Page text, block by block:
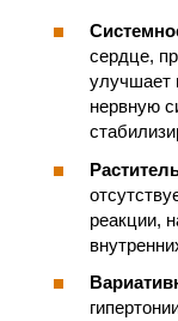
сердце,
улучшает
нервную
реакции,